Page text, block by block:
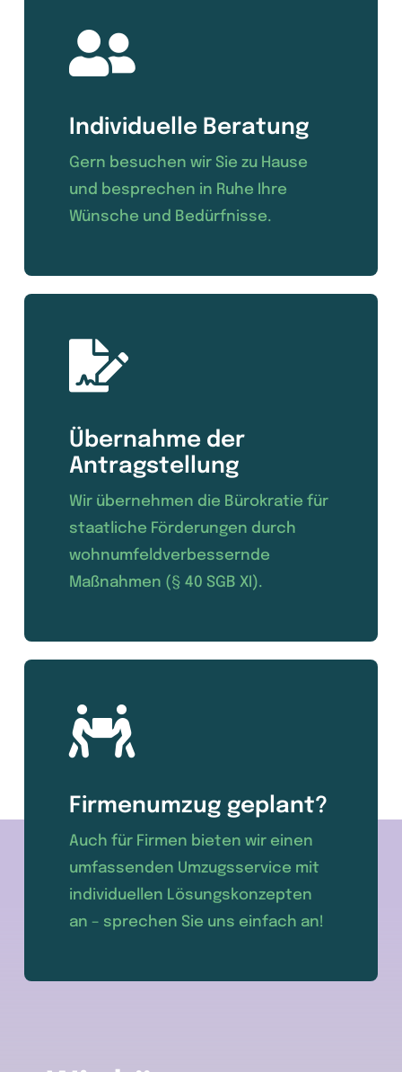
Individuelle Beratung
Gern besuchen wir Sie zu Hause
und besprechen in Ruhe Ihre
Wünsche und Bedürfnisse.
Übernahme der
Antragstellung
Wir übernehmen die Bürokratie für
staatliche Förderungen durch
wohnumfeldverbessernde
Maßnahmen (§ 40 SGB XI).
Firmenumzug geplant?
Auch für Firmen bieten wir einen
umfassenden Umzugsservice mit
individuellen Lösungskonzepten
an – sprechen Sie uns einfach an!